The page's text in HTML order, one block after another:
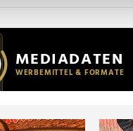
zu
Werbung und
die Sie ihnen